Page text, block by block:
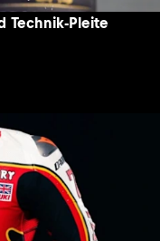
Technik-Pleite